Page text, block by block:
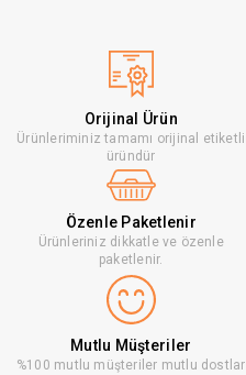
Orijinal Ürün
Ürünleriminiz tamamı orijinal etiketli
üründür
Özenle Paketlenir
Ürünleriniz dikkatle ve özenle
paketlenir.
Mutlu Müşteriler
%100 mutlu müşteriler mutlu dostlar